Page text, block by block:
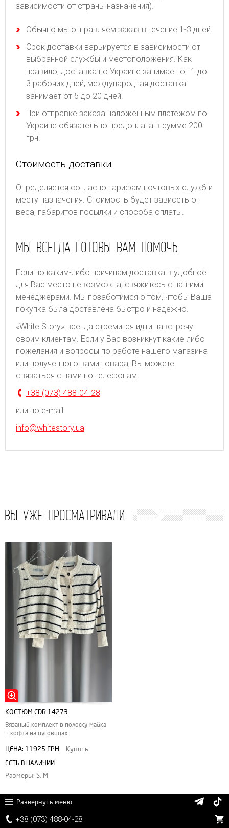
+38 (073) 488-04-28
зависимости от страны назначения).
Обычно мы отправляем заказ в течение 1-3 дней.
Срок доставки варьируется в зависимости от
выбранной службы и местоположения. Как
правило, доставка по Украине занимает от 1 до
3 рабочих дней, международная доставка
занимает от 5 до 20 дней.
При отправке заказа наложенным платежом по
Украине обязательно предоплата в сумме 200
грн.
Стоимость доставки
Определяется согласно тарифам почтовых служб и
месту назначения. Стоимость будет зависеть от
веса, габаритов посылки и способа оплаты.
МЫ ВСЕГДА ГОТОВЫ ВАМ ПОМОЧЬ
Если по каким-либо причинам доставка в удобное
для Вас место невозможна, свяжитесь с нашими
менеджерами. Мы позаботимся о том, чтобы Ваша
покупка была доставлена быстро и надежно.
«White Story» всегда стремится идти навстречу
своим клиентам. Если у Вас возникнут какие-либо
пожелания и вопросы по работе нашего магазина
или полученного вами товара, Вы можете
связаться с нами по телефонам:
+38 (073) 488-04-28
или по e-mail:
info@whitestory.ua
ВЫ УЖЕ ПРОСМАТРИВАЛИ
КОСТЮМ CDR 14273
Вязаный комплект в полоску, майка
+ кофта на пуговицах
ЦЕНА: 11925 ГРН Купить
ЕСТЬ В НАЛИЧИИ
Размеры: S, M
Развернуть меню